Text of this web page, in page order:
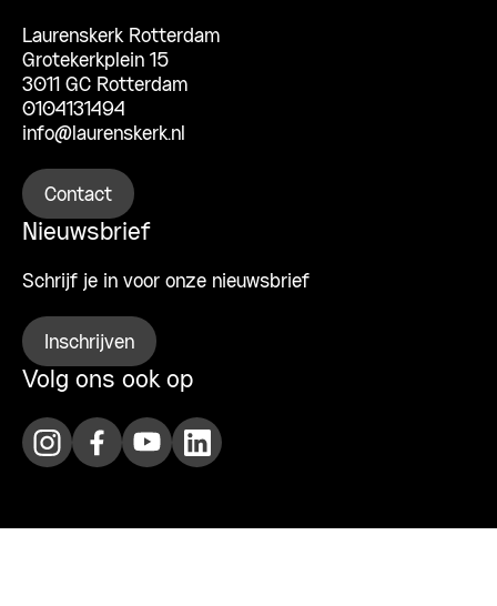
Laurenskerk Rotterdam
Grotekerkplein 15
3011 GC Rotterdam
0104131494
info@laurenskerk.nl
Contact
Nieuwsbrief
Schrijf je in voor onze nieuwsbrief
Inschrijven
Volg ons ook op